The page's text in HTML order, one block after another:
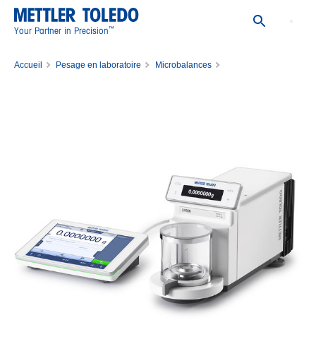
Your Partner in Precision™
Accueil Pesage en laboratoire
Microbalances